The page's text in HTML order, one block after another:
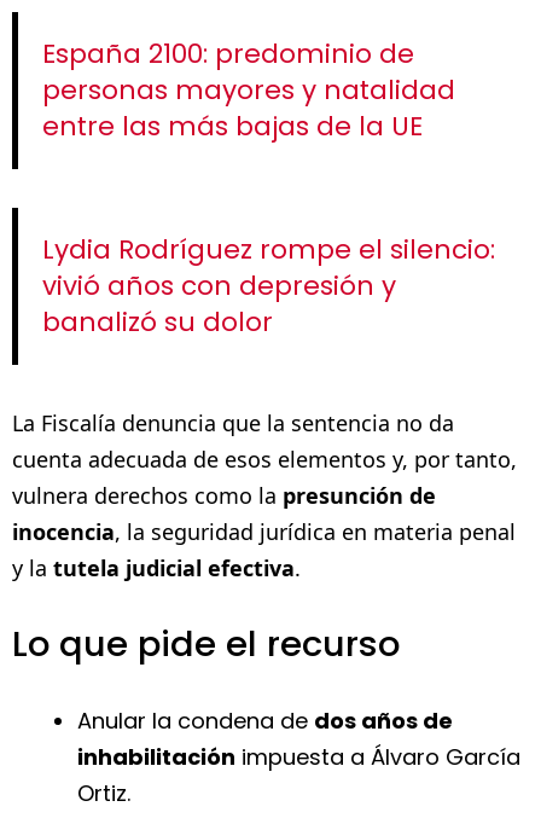
España 2100: predominio de
personas mayores y natalidad
entre las más bajas de la UE
Lydia Rodríguez rompe el silencio:
vivió años con depresión y
banalizó su dolor
La Fiscalía denuncia que la sentencia no da
cuenta adecuada de esos elementos y, por tanto,
vulnera derechos como la presunción de
inocencia, la seguridad jurídica en materia penal
y la tutela judicial efectiva.
Lo que pide el recurso
Anular la condena de dos años de
inhabilitación impuesta a Álvaro García
Ortiz.